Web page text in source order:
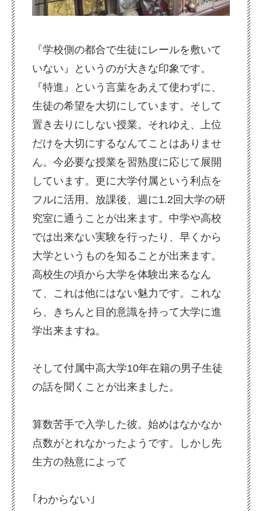
『学校側の都合で生徒にレールを敷いて
いない』というのが大きな印象です。
『特進』という言葉をあえて使わずに、
生徒の希望を大切にしています。そして
置き去りにしない授業。それゆえ、上位
だけを大切にするなんてことはありませ
ん。今必要な授業を習熟度に応じて展開
しています。更に大学付属という利点を
フルに活用。放課後、週に1.2回大学の研
究室に通うことが出来ます。中学や高校
では出来ない実験を行ったり、早くから
大学というものを知ることが出来ます。
高校生の頃から大学を体験出来るなん
て、これは他にはない魅力です。これな
ら、きちんと目的意識を持って大学に進
学出来ますね。
そして付属中高大学10年在籍の男子生徒
の話を聞くことが出来ました。
算数苦手で入学した彼。始めはなかなか
点数がとれなかったようです。しかし先
生方の熱意によって
｢わからない｣